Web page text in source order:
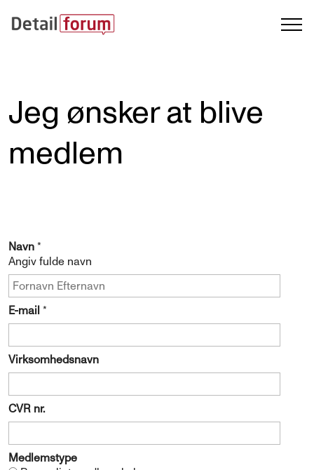
Jeg ønsker at blive
medlem
Navn *
Angiv fulde navn
E-mail *
Virksomhedsnavn
CVR nr.
Medlemstype